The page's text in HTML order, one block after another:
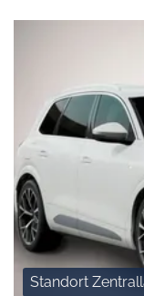
Standort